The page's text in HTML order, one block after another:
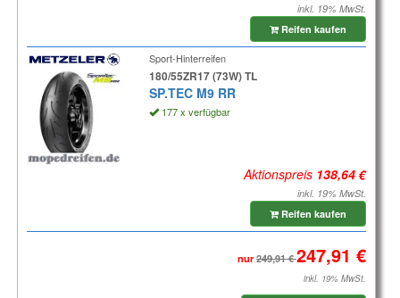
inkl. 19% MwSt.
Reifen kaufen
Sport-Hinterreifen
180/55ZR17 (73W) TL
SP.TEC M9 RR
177 x verfügbar
Aktionspreis
inkl. 19% MwSt.
Reifen kaufen
nur
inkl. 19% MwSt.